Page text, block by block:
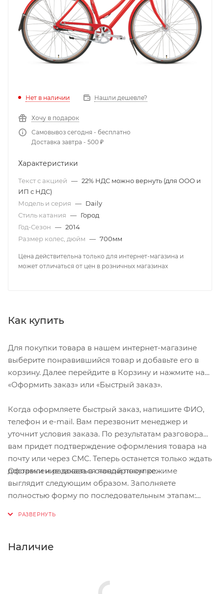
Нет в наличии Нашли дешевле?
Хочу в подарок
Самовывоз сегодня - бесплатно
Доставка завтра - 500 ₽
Характеристики
Текст с акцией — 22% НДС можно вернуть (для ООО и
ИП с НДС)
Модель и серия — Daily
Стиль катания — Город
Год-Сезон — 2014
Размер колес, дюйм — 700мм
Цена действительна только для интернет-магазина и
может отличаться от цен в розничных магазинах
Как купить
Для покупки товара в нашем интернет-магазине
выберите понравившийся товар и добавьте его в
корзину. Далее перейдите в Корзину и нажмите на
«Оформить заказ» или «Быстрый заказ».
Когда оформляете быстрый заказ, напишите ФИО,
телефон и e-mail. Вам перезвонит менеджер и
уточнит условия заказа. По результатам разговора
вам придет подтверждение оформления товара на
почту или через СМС. Теперь останется только ждать
доставки и радоваться новой покупке.
Оформление заказа в стандартном режиме
выглядит следующим образом. Заполняете
полностью форму по последовательным этапам:
Нажмите кнопку «Оформить заказ».
Наличие